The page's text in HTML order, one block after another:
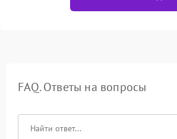
FAQ. Ответы на вопросы